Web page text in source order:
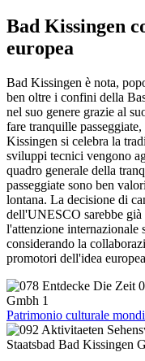
Bad Kissingen
europea
Bad Kissingen è nota,
ben oltre i confini della
nel suo genere grazie al
fare tranquille
Kissingen si celebra la
sviluppi tecnici vengono
quadro generale della
passeggiate sono ben
lontana. La decisione di
dell'UNESCO sarebbe già
l'attenzione internazionale
considerando la
promotori dell'idea
Patrimonio culturale